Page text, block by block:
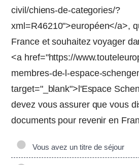
civil/chiens-de-categories/?
xml=R46210">européen</a>,
France et souhaitez voyager
<a href="https://
membres-de-l-espace-
target="_blank">l'Espace
devez vous assurer que vous
documents pour revenir en
Vous avez un titre de séjour